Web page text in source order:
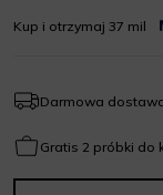
Kup i otrzymaj 37 mil
Darmowa
Gratis 2 próbki do